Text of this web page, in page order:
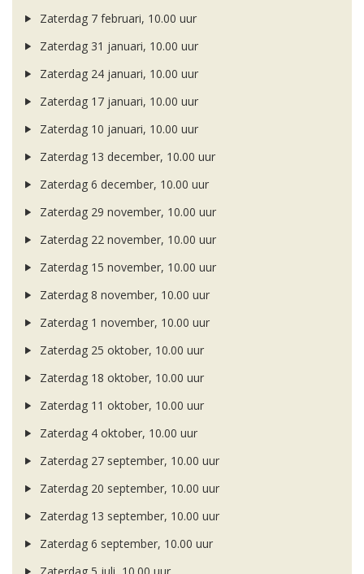
Zaterdag 7 februari, 10.00 uur
Zaterdag 31 januari, 10.00 uur
Zaterdag 24 januari, 10.00 uur
Zaterdag 17 januari, 10.00 uur
Zaterdag 10 januari, 10.00 uur
Zaterdag 13 december, 10.00 uur
Zaterdag 6 december, 10.00 uur
Zaterdag 29 november, 10.00 uur
Zaterdag 22 november, 10.00 uur
Zaterdag 15 november, 10.00 uur
Zaterdag 8 november, 10.00 uur
Zaterdag 1 november, 10.00 uur
Zaterdag 25 oktober, 10.00 uur
Zaterdag 18 oktober, 10.00 uur
Zaterdag 11 oktober, 10.00 uur
Zaterdag 4 oktober, 10.00 uur
Zaterdag 27 september, 10.00 uur
Zaterdag 20 september, 10.00 uur
Zaterdag 13 september, 10.00 uur
Zaterdag 6 september, 10.00 uur